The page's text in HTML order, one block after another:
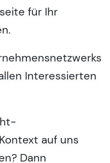
für Ihr
Interessierten
auf uns
Dann